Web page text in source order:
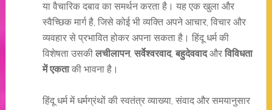
या वैचारिक दबाव का समर्थन करता है। यह एक खुला और
स्वैच्छिक मार्ग है, जिसे कोई भी व्यक्ति अपने आचार, विचार और
व्यवहार से प्रभावित होकर अपना सकता है। हिंदू धर्म की
विशेषता उसकीलचीलापन,सर्वेश्वरवाद,बहुदेववादऔरविविधता
में एकताकी भावना है।
हिंदू धर्म में धर्मग्रंथों की स्वतंत्र व्याख्या, संवाद और समयानुसार